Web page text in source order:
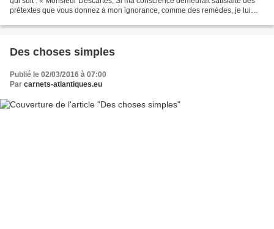
prétextes que vous donnez à mon ignorance, comme des remèdes, je lui
Des choses simples
Publié le 02/03/2016 à 07:00
Par carnets-atlantiques.eu